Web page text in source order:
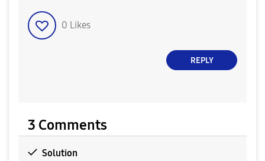
0 Likes
REPLY
3 Comments
Solution